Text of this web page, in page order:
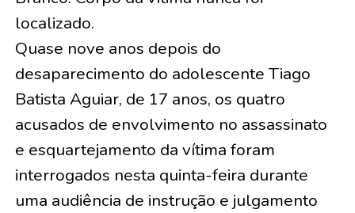
localizado.
Quase nove anos depois do
desaparecimento do adolescente Tiago
Batista Aguiar, de 17 anos, os quatro
acusados de envolvimento no assassinato
e esquartejamento da vítima foram
interrogados nesta quinta-feira durante
uma audiência de instrução e julgamento